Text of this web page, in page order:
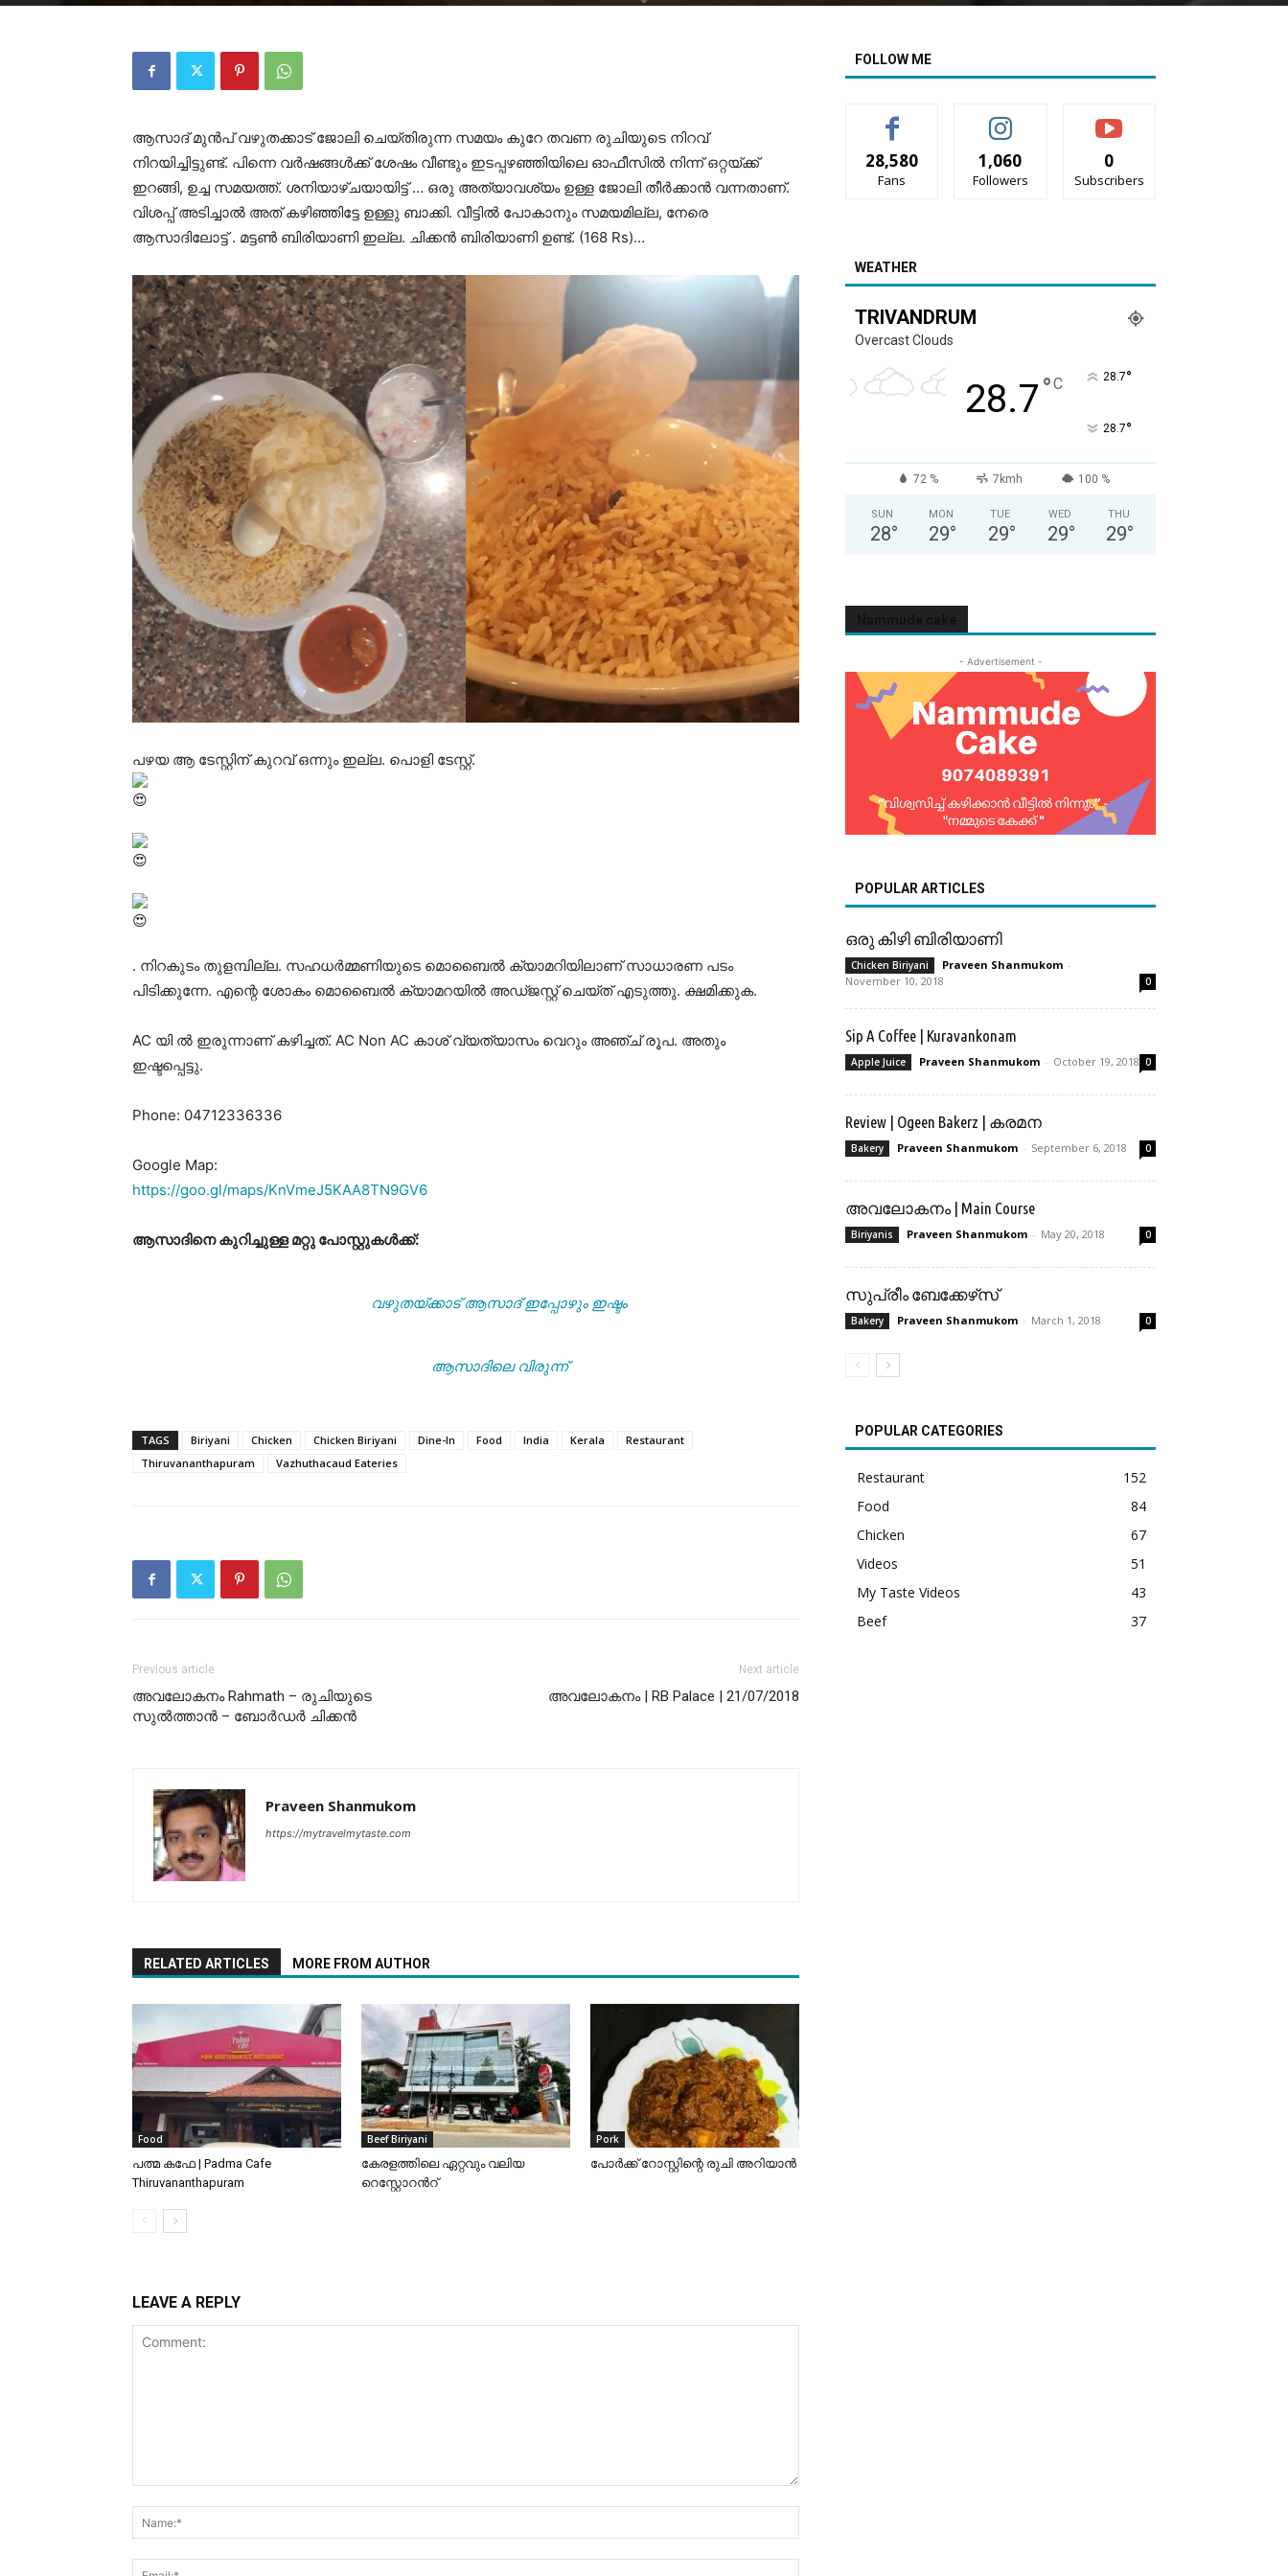
ആസാദ് മുൻപ് വഴുതക്കാട് ജോലി ചെയ്തിരുന്ന സമയം കുറേ തവണ രുചിയുടെ നിറവ്
നിറയിച്ചിട്ടുണ്ട്. പിന്നെ വർഷങ്ങൾക്ക് ശേഷം വീണ്ടും ഇടപ്പഴഞ്ഞിയിലെ ഓഫീസിൽ നിന്ന് ഒറ്റയ്ക്ക്
ഇറങ്ങി, ഉച്ച സമയത്ത്. ശനിയാഴ്ചയായിട്ട് … ഒരു അത്യാവശ്യം ഉള്ള ജോലി തീർക്കാൻ വന്നതാണ്.
വിശപ്പ് അടിച്ചാൽ അത് കഴിഞ്ഞിട്ടേ ഉള്ളു ബാക്കി. വീട്ടിൽ പോകാനും സമയമില്ല, നേരെ
ആസാദിലോട്ട് . മട്ടൺ ബിരിയാണി ഇല്ല. ചിക്കൻ ബിരിയാണി ഉണ്ട്. (168 Rs)…
പഴയ ആ ടേസ്റ്റിന് കുറവ് ഒന്നും ഇല്ല. പൊളി ടേസ്റ്റ്.
. നിറകുടം തുളമ്പില്ല. സഹധർമ്മണിയുടെ മൊബൈൽ ക്യാമറിയിലാണ് സാധാരണ പടം
പിടിക്കുന്നേ. എന്റെ ശോകം മൊബൈൽ ക്യാമറയിൽ അഡ്ജസ്റ്റ് ചെയ്ത് എടുത്തു. ക്ഷമിക്കുക.
AC യി ൽ ഇരുന്നാണ് കഴിച്ചത്. AC Non AC കാശ് വ്യത്യാസം വെറും അഞ്ച് രൂപ. അതും
ഇഷ്ടപ്പെട്ടു.
Phone: 04712336336
Google Map:
https://goo.gl/maps/KnVmeJ5KAA8TN9GV6
ആസാദിനെ കുറിച്ചുള്ള മറ്റു പോസ്റ്റുകൾക്ക്:
വഴുതയ്ക്കാട് ആസാദ് ഇപ്പോഴും ഇഷ്ടം
ആസാദിലെ വിരുന്ന്
TAGS Biriyani Chicken Chicken Biriyani Dine-In Food India Kerala
Restaurant
Thiruvananthapuram
Vazhuthacaud Eateries
Previous article
അവലോകനം Rahmath – രുചിയുടെ
സുൽത്താൻ – ബോർഡർ ചിക്കൻ
Next article
അവലോകനം | RB Palace | 21/07/2018
Praveen Shanmukom
https://mytravelmytaste.com
RELATED ARTICLES MORE FROM AUTHOR
Food
പത്മ കഫേ | Padma Cafe
Thiruvananthapuram
Beef Biriyani
കേരളത്തിലെ ഏറ്റവും വലിയ
റെസ്റ്റോറൻറ്
Pork
പോർക്ക് റോസ്റ്റിന്റെ രുചി അറിയാൻ
LEAVE A REPLY
FOLLOW ME
28,580
Fans
1,060
Followers
0
Subscribers
WEATHER
TRIVANDRUM
Overcast Clouds
28.7°C 28.7°
28.7°
72 % 7kmh 100 %
SUN
28°
MON
29°
TUE
29°
WED
29°
THU
29°
- Advertisement -
POPULAR ARTICLES
ഒരു കിഴി ബിരിയാണി
Chicken Biriyani Praveen Shanmukom -
November 10, 2018
0
Sip A Coffee | Kuravankonam
Apple Juice Praveen Shanmukom - October 19, 2018 0
Review | Ogeen Bakerz | കരമന
Bakery Praveen Shanmukom - September 6, 2018 0
അവലോകനം | Main Course
Biriyanis Praveen Shanmukom - May 20, 2018 0
സുപ്രീം ബേക്കേഴ്‌സ്
Bakery Praveen Shanmukom - March 1, 2018 0
POPULAR CATEGORIES
Restaurant
152
Food
84
Chicken
67
Videos
51
My Taste Videos
43
Beef
37